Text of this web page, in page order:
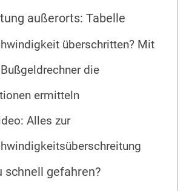
außerorts: Tabelle
überschritten? Mit
die
ermitteln
Alles zur
schnell gefahren?